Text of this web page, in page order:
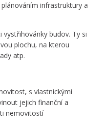
infrastruktury a
vystřihovánky budov. Ty si
plochu, na kterou
atp.
s vlastnickými
jejich finanční a
nemovitostí